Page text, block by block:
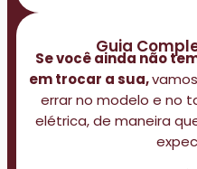
Guia
Se você ainda não
em trocar a sua,
errar no modelo e no
elétrica, de maneira